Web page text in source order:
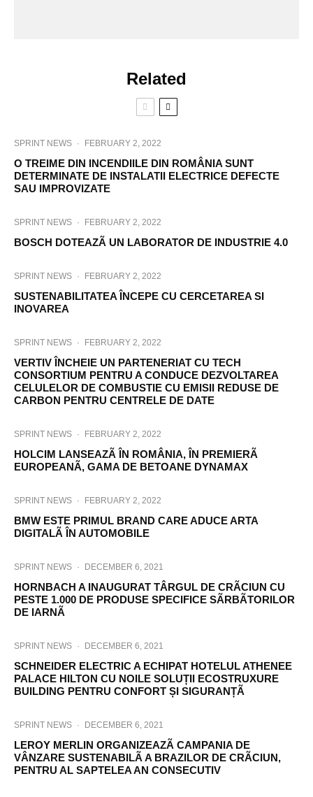
Related
SPRINT NEWS · FEBRUARY 2, 2022
O TREIME DIN INCENDIILE DIN ROMÂNIA SUNT
DETERMINATE DE INSTALATII ELECTRICE DEFECTE
SAU IMPROVIZATE
SPRINT NEWS · FEBRUARY 2, 2022
BOSCH DOTEAZÃ UN LABORATOR DE INDUSTRIE 4.0
SPRINT NEWS · FEBRUARY 2, 2022
SUSTENABILITATEA ÎNCEPE CU CERCETAREA SI
INOVAREA
SPRINT NEWS · FEBRUARY 2, 2022
VERTIV ÎNCHEIE UN PARTENERIAT CU TECH
CONSORTIUM PENTRU A CONDUCE DEZVOLTAREA
CELULELOR DE COMBUSTIE CU EMISII REDUSE DE
CARBON PENTRU CENTRELE DE DATE
SPRINT NEWS · FEBRUARY 2, 2022
HOLCIM LANSEAZÃ ÎN ROMÂNIA, ÎN PREMIERÃ
EUROPEANÃ, GAMA DE BETOANE DYNAMAX
SPRINT NEWS · FEBRUARY 2, 2022
BMW ESTE PRIMUL BRAND CARE ADUCE ARTA
DIGITALÃ ÎN AUTOMOBILE
SPRINT NEWS · DECEMBER 6, 2021
HORNBACH A INAUGURAT TÂRGUL DE CRÃCIUN CU
PESTE 1.000 DE PRODUSE SPECIFICE SÃRBÃTORILOR
DE IARNÃ
SPRINT NEWS · DECEMBER 6, 2021
SCHNEIDER ELECTRIC A ECHIPAT HOTELUL ATHENEE
PALACE HILTON CU NOILE SOLUȚII ECOSTRUXURE
BUILDING PENTRU CONFORT ȘI SIGURANȚÃ
SPRINT NEWS · DECEMBER 6, 2021
LEROY MERLIN ORGANIZEAZÃ CAMPANIA DE
VÂNZARE SUSTENABILÃ A BRAZILOR DE CRÃCIUN,
PENTRU AL SAPTELEA AN CONSECUTIV